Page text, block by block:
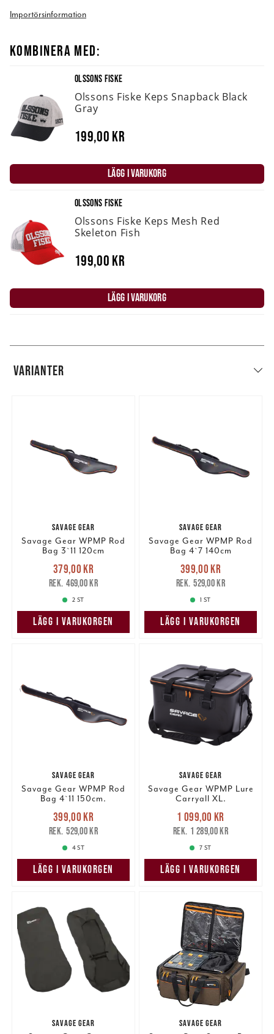
Importörsinformation
KOMBINERA MED:
OLSSONS FISKE
Olssons Fiske Keps Snapback Black
Gray
199,00 kr
LÄGG I VARUKORG
OLSSONS FISKE
Olssons Fiske Keps Mesh Red
Skeleton Fish
199,00 kr
LÄGG I VARUKORG
VARIANTER
SAVAGE GEAR
Savage Gear WPMP Rod
Bag 3`11 120cm
Nuvarande pris
379,00 krTidigare pris
469,00 kr
379,00 kr
469,00 kr
2 ST
LÄGG I VARUKORGEN
SAVAGE GEAR
Savage Gear WPMP Rod
Bag 4`7 140cm
Nuvarande pris
399,00 krTidigare pris
529,00 kr
399,00 kr
529,00 kr
1 ST
LÄGG I VARUKORGEN
SAVAGE GEAR
Savage Gear WPMP Rod
Bag 4`11 150cm.
Nuvarande pris
399,00 krTidigare pris
529,00 kr
399,00 kr
529,00 kr
4 ST
LÄGG I VARUKORGEN
SAVAGE GEAR
Savage Gear WPMP Lure
Carryall XL.
Nuvarande pris
1 099,00 krTidigare pris
1 289,00 kr
1 099,00 kr
1 289,00 kr
7 ST
LÄGG I VARUKORGEN
SAVAGE GEAR SAVAGE GEAR